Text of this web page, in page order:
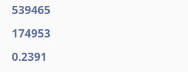
539465
174953
0.2391